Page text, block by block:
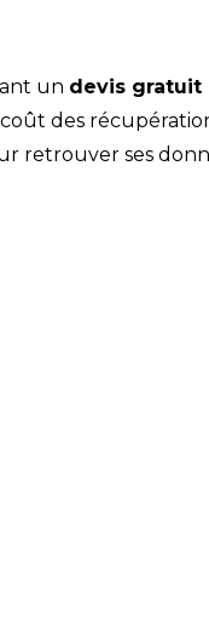
un devis gratuit
des
retrouver ses